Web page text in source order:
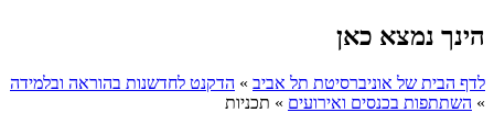
הינך נמצא כאן
לדף הבית של אוניברסיטת תל אביב » הדקנט לחדשנות בהוראה ובלמידה
» השתתפות בכנסים ואירועים » תכניות